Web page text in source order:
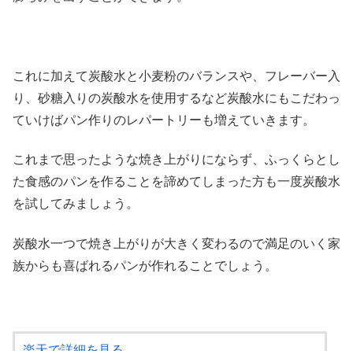
これに加えて炭酸水と小麦粉のバランスや、フレーバー入
り、砂糖入りの炭酸水を使用するなど炭酸水にもこだわっ
ていけばパン作りのレパートリーも増えていきます。
これまで思ったような焼き上がりにならず、ふっくらとし
た食感のパンを作ることを諦めてしまった方も一度炭酸水
を試してみましょう。
炭酸水一つで焼き上がりが大きく変わるので満足のいく家
族からも喜ばれるパンが作れることでしょう。